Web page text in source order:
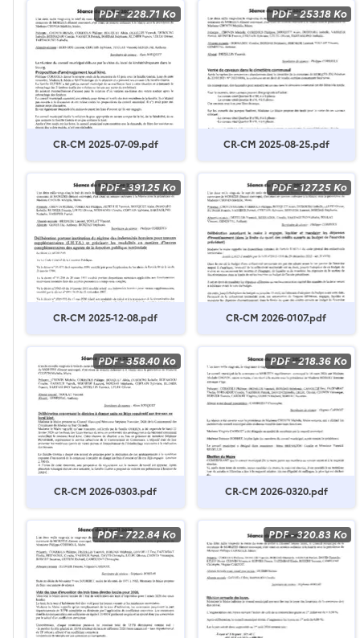
PDF-228.71 Ko
CR-CM 2025-07-09.pdf
PDF-253.18 Ko
CR-CM 2025-08-25.pdf
PDF-391.25 Ko
CR-CM 2025-12-08.pdf
PDF-127.25 Ko
CR-CM 2026-0107.pdf
PDF-358.40 Ko
CR-CM 2026-0303.pdf
PDF-218.36 Ko
CR-CM 2026-0320.pdf
PDF-722.84 Ko PDF-320.83 Ko